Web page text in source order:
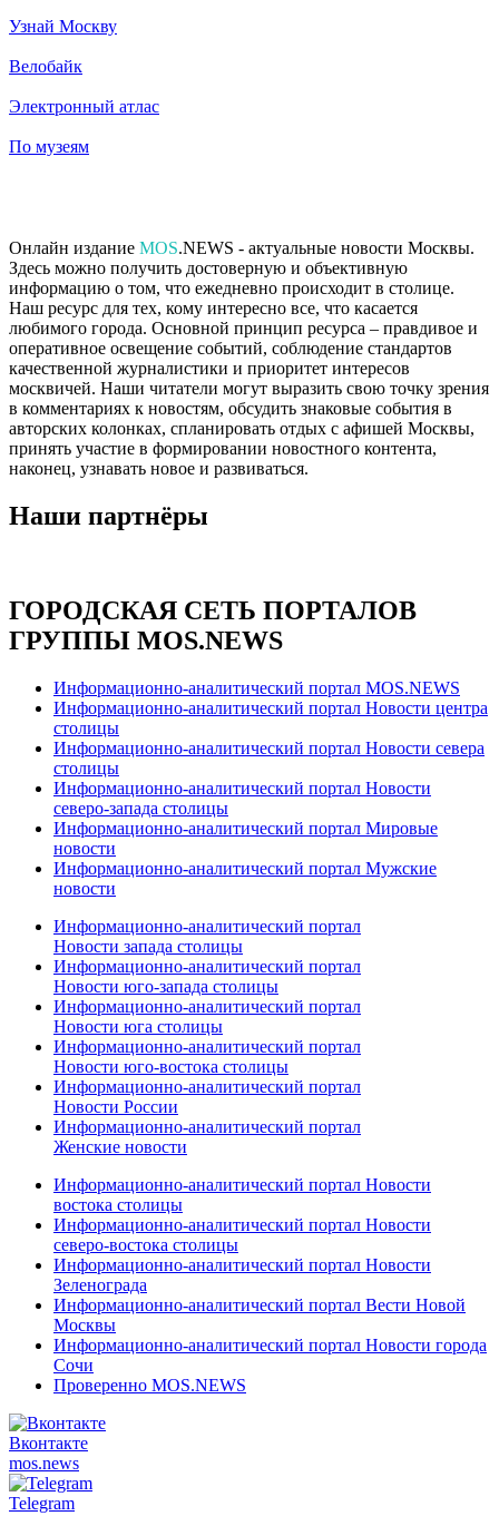
Узнай Москву
Велобайк
Электронный атлас
По музеям
Онлайн издание MOS.NEWS - актуальные новости Москвы.
Здесь можно получить достоверную и объективную
информацию о том, что ежедневно происходит в столице.
Наш ресурс для тех, кому интересно все, что касается
любимого города. Основной принцип ресурса – правдивое и
оперативное освещение событий, соблюдение стандартов
качественной журналистики и приоритет интересов
москвичей. Наши читатели могут выразить свою точку зрения
в комментариях к новостям, обсудить знаковые события в
авторских колонках, спланировать отдых с афишей Москвы,
принять участие в формировании новостного контента,
наконец, узнавать новое и развиваться.
Наши партнёры
ГОРОДСКАЯ СЕТЬ ПОРТАЛОВ
ГРУППЫ MOS.NEWS
Информационно-аналитический портал MOS.NEWS
Информационно-аналитический портал Новости центра
столицы
Информационно-аналитический портал Новости севера
столицы
Информационно-аналитический портал Новости
северо-запада столицы
Информационно-аналитический портал Мировые
новости
Информационно-аналитический портал Мужские
новости
Информационно-аналитический портал
Новости запада столицы
Информационно-аналитический портал
Новости юго-запада столицы
Информационно-аналитический портал
Новости юга столицы
Информационно-аналитический портал
Новости юго-востока столицы
Информационно-аналитический портал
Новости России
Информационно-аналитический портал
Женские новости
Информационно-аналитический портал Новости
востока столицы
Информационно-аналитический портал Новости
северо-востока столицы
Информационно-аналитический портал Новости
Зеленограда
Информационно-аналитический портал Вести Новой
Москвы
Информационно-аналитический портал Новости города
Сочи
Проверенно MOS.NEWS
Вконтакте
mos.news
Telegram